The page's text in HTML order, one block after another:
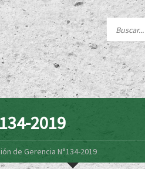
2019
de Gerencia N°134-2019